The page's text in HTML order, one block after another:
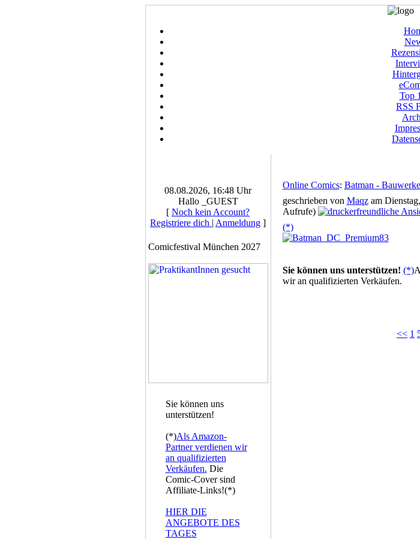
Top
RSS
08.08.2026, 16:48 Uhr
Hallo _GUEST
[ Noch kein Account?
Registriere dich | Anmeldung ]
Comicfestival München 2027
Sie können uns
unterstützen!
(*)Als Amazon-
Partner verdienen wir
an qualifizierten
Verkäufen. Die
Comic-Cover sind
Affiliate-Links!(*)
HIER DIE
ANGEBOTE DES
TAGES
Online Comics: Batman -
geschrieben von Maqzam
Aufrufe)
(*)
Sie können uns unterstützen! (*)
wir an qualifizierten Verkäufen.
<< 1